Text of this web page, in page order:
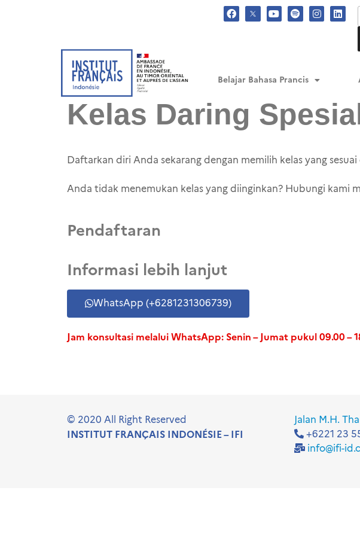
Belajar Bahasa Prancis
Kelas Daring
Daftarkan diri Anda sekarang dengan memilih kelas yang
Anda tidak menemukan kelas yang diinginkan? Hubungi kami
Pendaftaran
Informasi lebih lanjut
WhatsApp (+6281231306739)
Jam konsultasi melalui WhatsApp: Senin – Jumat pukul 09.00 –
© 2020 All Right Reserved
INSTITUT FRANÇAIS INDONÉSIE – IFI
Jalan M.H.
+6221 23
info@ifi-